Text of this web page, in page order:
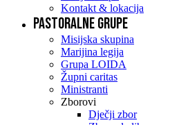
Kontakt & lokacija
Pastoralne grupe
Misijska skupina
Marijina legija
Grupa LOIDA
Župni caritas
Ministranti
Zborovi
Dječji zbor